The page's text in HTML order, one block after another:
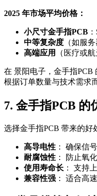
2025 年市场平均价格：
小尺寸金手指PCB
中等复杂度 （如服
高端应用
（医疗或
在 景阳电子，金手指PCB
根据订单数量与技术需求
7. 金手指PCB 的
选择金手指PCB 带来的好
高导电性 ： 确保信
耐腐蚀性 ： 防止氧
使用寿命长 ： 支持
兼容性强 ： 适合高